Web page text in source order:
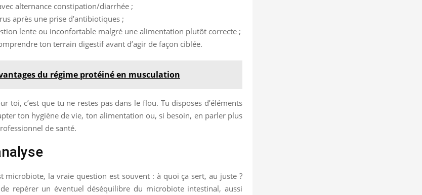
alternance constipation/diarrhée ;
après une prise d’antibiotiques ;
lente ou inconfortable malgré une alimentation plutôt correcte ;
ton terrain digestif avant d’agir de façon ciblée.
du régime protéiné en musculation
toi, c’est que tu ne restes pas dans le flou. Tu disposes d’éléments
ton hygiène de vie, ton alimentation ou, si besoin, en parler plus
de santé.
microbiote, la vraie question est souvent : à quoi ça sert, au juste ?
repérer un éventuel déséquilibre du microbiote intestinal, aussi